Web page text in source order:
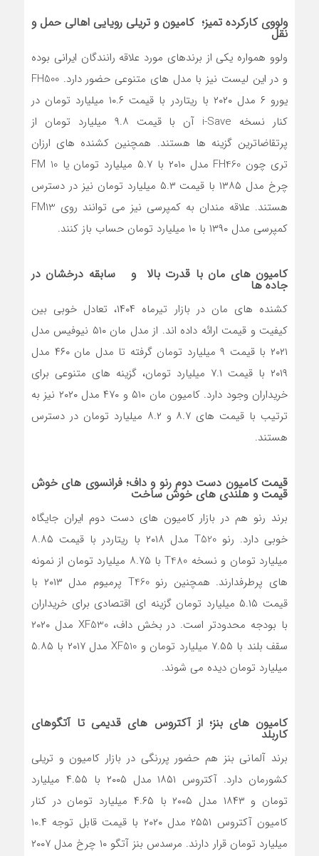
ولووی کارکرده تمیز؛ کامیون و تریلی رویایی اهالی حمل و
نقل
ولوو همواره یکی از برندهای مورد علاقه رانندگان ایرانی بوده
و در این لیست نیز با مدل های متنوعی حضور دارد. FH500
یورو ۶ مدل ۲۰۲۰ با ریتاردر با قیمت ۱۰.۶ میلیارد تومان در
کنار نسخه i-Save آن با قیمت ۹.۸ میلیارد تومان از
پرتقاضاترین گزینه ها هستند. همچنین کشنده های ارزان
تری چون FH460 مدل ۲۰۱۰ با ۵.۷ میلیارد تومان یا FM 10
چرخ مدل ۱۳۸۵ با قیمت ۵.۳ میلیارد تومان نیز در دسترس
هستند. علاقه مندان به کمپرسی نیز می توانند روی FM13
کمپرسی مدل ۱۳۹۰ با ۱۰ میلیارد تومان حساب باز کنند.
کامیون های مان با قدرت بالا و سابقه درخشان در
جاده ها
کشنده های مان در بازار تیرماه ۱۴۰۴، تعادل خوبی بین
کیفیت و قیمت ارائه داده اند. از مدل مان ۵۱۰ نیوفیس مدل
۲۰۲۱ با قیمت ۹ میلیارد تومان گرفته تا مدل مان ۴۶۰ مدل
۲۰۱۹ با قیمت ۷.۱ میلیارد تومان، گزینه های متنوعی برای
خریداران وجود دارد. کامیون مان ۵۱۰ و ۴۷۰ مدل ۲۰۲۰ نیز به
ترتیب با قیمت های ۸.۷ و ۸.۲ میلیارد تومان در دسترس
هستند.
قیمت کامیون دست دوم رنو و داف؛ فرانسوی های خوش
قیمت و هلندی های خوش ساخت
برند رنو هم در بازار کامیون های دست دوم ایران جایگاه
خوبی دارد. رنو T520 مدل ۲۰۱۸ با ریتاردر با قیمت ۸.۸۵
میلیارد تومان و نسخه T480 با ۸.۷۵ میلیارد تومان از نمونه
های پرطرفدارند. همچنین رنو T460 پرمیوم مدل ۲۰۱۳ با
قیمت ۵.۱۵ میلیارد تومان گزینه ای اقتصادی برای خریداران
با بودجه محدودتر است. در بخش داف، XF530 مدل ۲۰۲۰
سقف بلند با ۷.۵۵ میلیارد تومان و XF510 مدل ۲۰۱۷ با ۵.۸۵
میلیارد تومان دیده می شوند.
کامیون های بنز؛ از آکتروس های قدیمی تا آتگوهای
کاربلد
برند آلمانی بنز هم حضور پررنگی در بازار کامیون و تریلی
کشورمان دارد. آکتروس ۱۸۵۱ مدل ۲۰۰۵ با ۴.۵۵ میلیارد
تومان و ۱۸۴۳ مدل ۲۰۰۵ با ۴.۶۵ میلیارد تومان در کنار
کامیون آکتروس ۲۵۵۱ مدل ۲۰۲۰ با قیمت قابل توجه ۱۰.۴
میلیارد تومان قرار دارند. مرسدس بنز آتگو ۱۰ چرخ مدل ۲۰۰۷